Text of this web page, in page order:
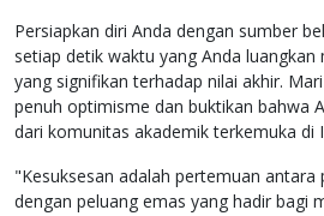
Persiapkan diri Anda dengan sumber
setiap detik waktu yang Anda
yang signifikan terhadap nilai akhir.
penuh optimisme dan buktikan bahwa
dari komunitas akademik terkemuka di
"Kesuksesan adalah pertemuan
dengan peluang emas yang hadir bagi